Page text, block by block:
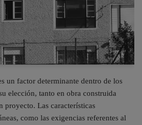
un factor determinante dentro de los
elección, tanto en obra construida
proyecto. Las características
como las exigencias referentes al